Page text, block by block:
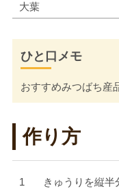
大葉
ひと口メモ
おすすめみつばち産
作り方
きゅうりを縦半